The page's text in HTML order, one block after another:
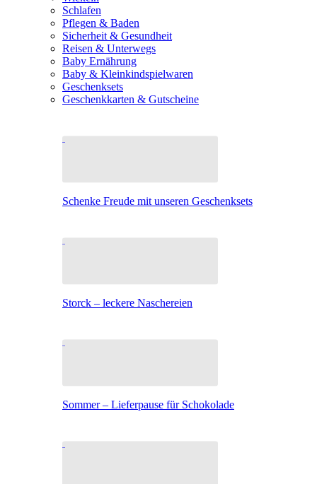
Schlafen
Pflegen & Baden
Sicherheit & Gesundheit
Reisen & Unterwegs
Baby Ernährung
Baby & Kleinkindspielwaren
Geschenksets
Geschenkkarten & Gutscheine
Schenke Freude mit unseren Geschenksets
Storck – leckere Naschereien
Sommer – Lieferpause für Schokolade